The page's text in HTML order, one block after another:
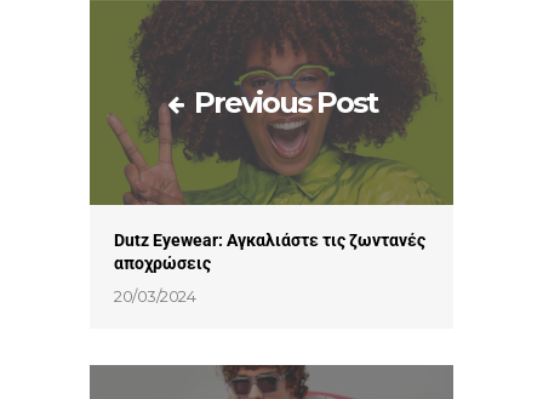
Previous Post
Dutz Εyewear: Αγκαλιάστε τις ζωντανές
αποχρώσεις
20/03/2024